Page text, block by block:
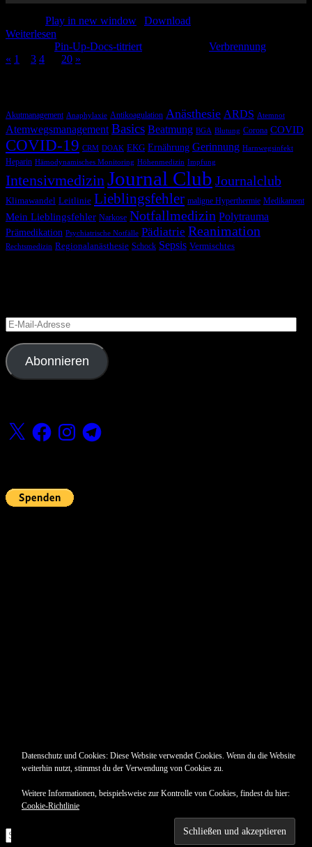
Play in new window
Download
Weiterlesen
Pin-Up-Docs-titriert
Verbrennung
« 1 3 4 20 »
Akutmanagement Anaphylaxie Antikoagulation Anästhesie ARDS Atemnot
Atemwegsmanagement Basics Beatmung BGA Blutung Corona COVID
COVID-19 CRM DOAK EKG Ernährung Gerinnung Harnwegsinfekt
Heparin Hämodynamisches Monitoring Höhenmedizin Impfung
IntensivmedizinJournal Club Journalclub
Klimawandel Leitlinie Lieblingsfehler maligne Hyperthermie Medikament
Mein Lieblingsfehler Narkose Notfallmedizin Polytrauma
Prämedikation Psychiatrische Notfälle Pädiatrie Reanimation
Rechtsmedizin Regionalanästhesie Schock Sepsis Vermischtes
E-
Mail-
Adresse
Abonnieren
X FacebookInstagramTelegram
Suche
Datenschutz und Cookies: Diese Website verwendet Cookies. Wenn du die Website
weiterhin nutzt, stimmst du der Verwendung von Cookies zu.
Weitere Informationen, beispielsweise zur Kontrolle von Cookies, findest du hier:
Cookie-Richtlinie